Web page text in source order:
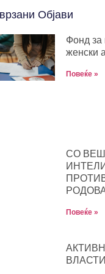
Објави
Фонд за
женски
Повеќе »
СО
Повеќе »